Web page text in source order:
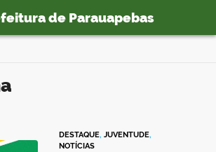
de Parauapebas
DESTAQUE, JUVENTUDE,
NOTÍCIAS